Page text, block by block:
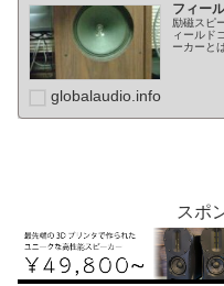
フィー
励磁スピ
ィールド
ーカーと
globalaudio.info
スポ